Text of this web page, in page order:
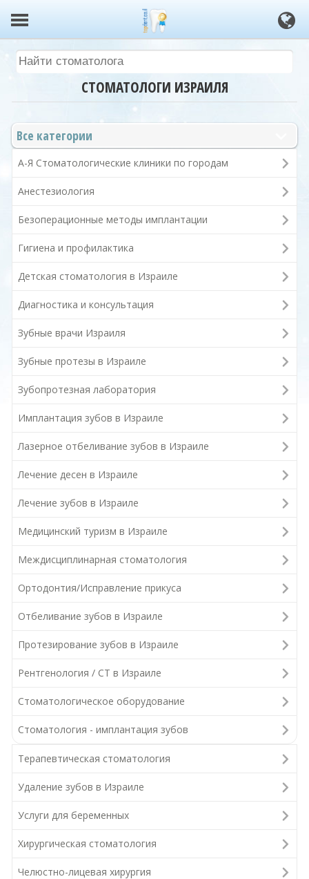
СТОМАТОЛОГИ ИЗРАИЛЯ
Все категории
А-Я Стоматологические клиники по городам
Анестезиология
Безоперационные методы имплантации
Гигиена и профилактика
Детская стоматология в Израиле
Диагностика и консультация
Зубные врачи Израиля
Зубные протезы в Израиле
Зубопротезная лаборатория
Имплантация зубов в Израиле
Лазерное отбеливание зубов в Израиле
Лечение десен в Израиле
Лечение зубов в Израиле
Медицинский туризм в Израиле
Междисциплинарная стоматология
Ортодонтия/Исправление прикуса
Отбеливание зубов в Израиле
Протезирование зубов в Израиле
Рентгенология / СТ в Израиле
Стоматологическое оборудование
Стоматология - имплантация зубов
Терапевтическая стоматология
Удаление зубов в Израиле
Услуги для беременных
Хирургическая стоматология
Челюстно-лицевая хирургия